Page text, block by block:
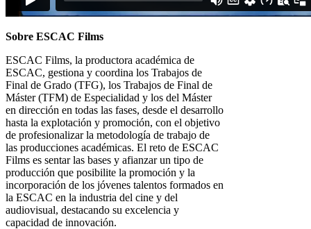
Sobre ESCAC Films
ESCAC Films, la productora académica de
ESCAC, gestiona y coordina los Trabajos de
Final de Grado (TFG), los Trabajos de Final de
Máster (TFM) de Especialidad y los del Máster
en dirección en todas las fases, desde el desarrollo
hasta la explotación y promoción, con el objetivo
de profesionalizar la metodología de trabajo de
las producciones académicas. El reto de ESCAC
Films es sentar las bases y afianzar un tipo de
producción que posibilite la promoción y la
incorporación de los jóvenes talentos formados en
la ESCAC en la industria del cine y del
audiovisual, destacando su excelencia y
capacidad de innovación.